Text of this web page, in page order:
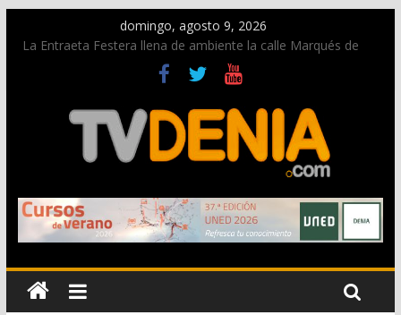
domingo, agosto 9, 2026
La Entraeta Festera llena de ambiente la calle Marqués de
Campo con la recepción a la Capitanía Cristiana
Dos personas fallecen en un grave accidente en la N-332
entre Benissa y Calp
Una nueva oportunidad para donar sangre en Cruz Roja
El bando moro protagonista en la Segunda Entraeta Festera
Paco Adsuar dona al Arxiu de Dénia más de 50.000 imágenes
de la memoria visual de la ciudad